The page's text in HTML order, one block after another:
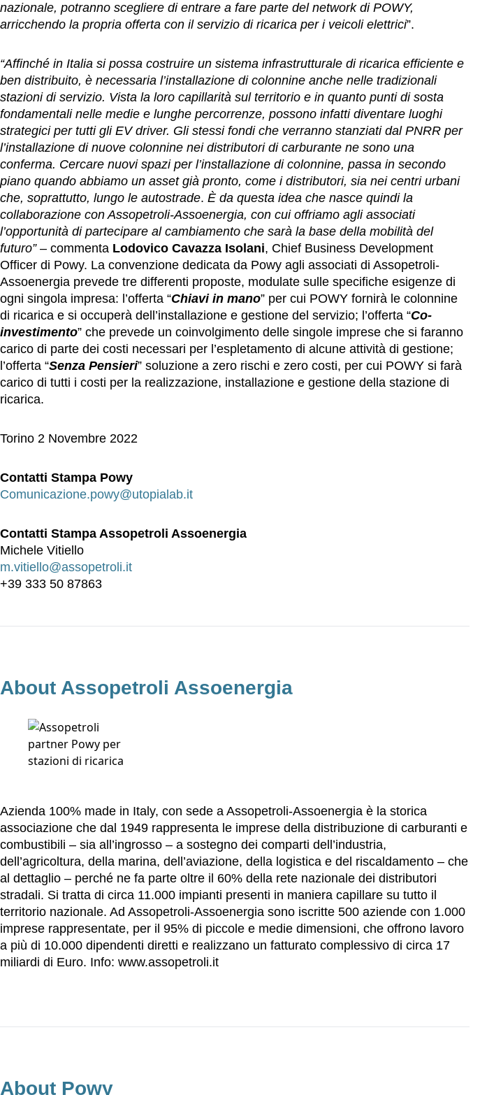
nazionale, potranno scegliere di entrare a fare parte del network di POWY,
arricchendo la propria offerta con il servizio di ricarica per i veicoli elettrici”.
“Affinché in Italia si possa costruire un sistema infrastrutturale di ricarica efficiente e
ben distribuito, è necessaria l’installazione di colonnine anche nelle tradizionali
stazioni di servizio. Vista la loro capillarità sul territorio e in quanto punti di sosta
fondamentali nelle medie e lunghe percorrenze, possono infatti diventare luoghi
strategici per tutti gli EV driver. Gli stessi fondi che verranno stanziati dal PNRR per
l’installazione di nuove colonnine nei distributori di carburante ne sono una
conferma. Cercare nuovi spazi per l’installazione di colonnine, passa in secondo
piano quando abbiamo un asset già pronto, come i distributori, sia nei centri urbani
che, soprattutto, lungo le autostrade. È da questa idea che nasce quindi la
collaborazione con Assopetroli-Assoenergia, con cui offriamo agli associati
l’opportunità di partecipare al cambiamento che sarà la base della mobilità del
futuro”– commenta Lodovico Cavazza Isolani, Chief Business Development
Officer di Powy. La convenzione dedicata da Powy agli associati di Assopetroli-
Assoenergia prevede tre differenti proposte, modulate sulle specifiche esigenze di
ogni singola impresa: l’offerta “Chiavi in mano” per cui POWY fornirà le colonnine
di ricarica e si occuperà dell’installazione e gestione del servizio; l’offerta “Co-
investimento” che prevede un coinvolgimento delle singole imprese che si faranno
carico di parte dei costi necessari per l’espletamento di alcune attività di gestione;
l’offerta “Senza Pensieri” soluzione a zero rischi e zero costi, per cui POWY si farà
carico di tutti i costi per la realizzazione, installazione e gestione della stazione di
ricarica.
Torino 2 Novembre 2022
Contatti Stampa Powy
Comunicazione.powy@utopialab.it
Contatti Stampa Assopetroli Assoenergia
Michele Vitiello
m.vitiello@assopetroli.it
+39 333 50 87863
About Assopetroli Assoenergia
Azienda 100% made in Italy, con sede a Assopetroli-Assoenergia è la storica
associazione che dal 1949 rappresenta le imprese della distribuzione di carburanti e
combustibili – sia all’ingrosso – a sostegno dei comparti dell’industria,
dell’agricoltura, della marina, dell’aviazione, della logistica e del riscaldamento – che
al dettaglio – perché ne fa parte oltre il 60% della rete nazionale dei distributori
stradali. Si tratta di circa 11.000 impianti presenti in maniera capillare su tutto il
territorio nazionale. Ad Assopetroli-Assoenergia sono iscritte 500 aziende con 1.000
imprese rappresentate, per il 95% di piccole e medie dimensioni, che offrono lavoro
a più di 10.000 dipendenti diretti e realizzano un fatturato complessivo di circa 17
miliardi di Euro. Info: www.assopetroli.it
About Powy